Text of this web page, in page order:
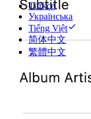
Türkçe
Українська
Tiếng Việt
简体中文
繁體中文